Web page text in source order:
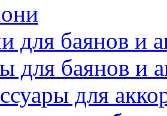
для баянов и
для баянов и
для